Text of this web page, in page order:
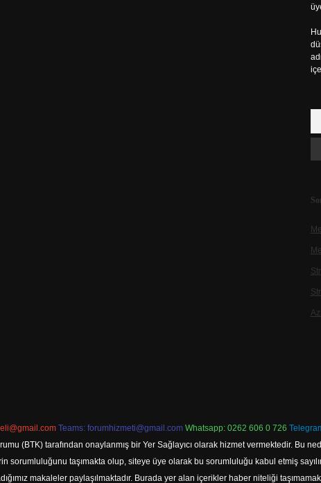
Teams: forumhizmeti@gmail.com Whatsapp: 0262 606 0 726
(BTK) tarafından onaylanmış bir Yer Sağlayıcı olarak hizmet vermektedir. Bu
sorumluluğunu taşımakta olup, siteye üye olarak bu sorumluluğu kabul etmiş
makaleler paylaşılmaktadır. Burada yer alan içerikler haber niteliği